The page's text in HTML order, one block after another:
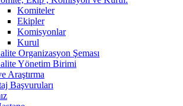
Komiteler
Ekipler
Komisyonlar
Kurul
Organizasyon Şeması
Yönetim Birimi
Araştırma
Başvuruları